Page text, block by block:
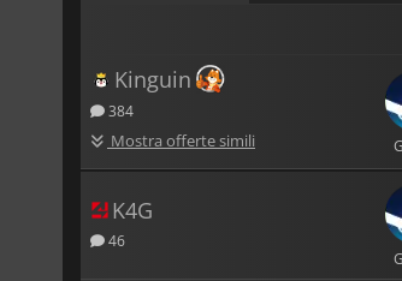
Kinguin
384
Mostra offerte simili
K4G
46